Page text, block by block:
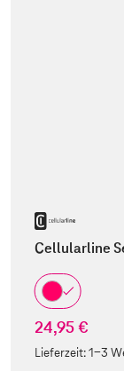
Cellularline
24,95 €
Lieferzeit:1-3